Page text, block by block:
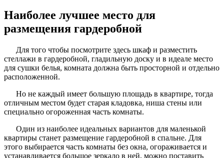
Наиболее лучшее место для
размещения гардеробной
Для того чтобы посмотрите здесь шкаф и разместить
стеллажи в гардеробной, гладильную доску и в идеале место
для сушки белья, комната должна быть просторной и отдельно
расположенной.
Но не каждый имеет большую площадь в квартире, тогда
отличным местом будет старая кладовка, ниша стены или
специально огороженная часть комнаты.
Один из наиболее идеальных вариантов для маленькой
квартиры станет размещение гардеробной в спальне. Для
этого выбирается часть комнаты без окна, огораживается и
устанавливается большое зеркало в ней, можно поставить